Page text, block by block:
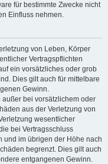
für bestimmte Zwecke nicht
Einfluss nehmen.
von Leben, Körper
Vertragspflichten
ein vorsätzliches oder grob
Dies gilt auch für mittelbare
Gewinn.
bei vorsätzlichem oder
aus der Verletzung von
wesentlicher
bei Vertragsschluss
und im übrigen der Höhe nach
begrenzt. Dies gilt auch
entgangenen Gewinn.